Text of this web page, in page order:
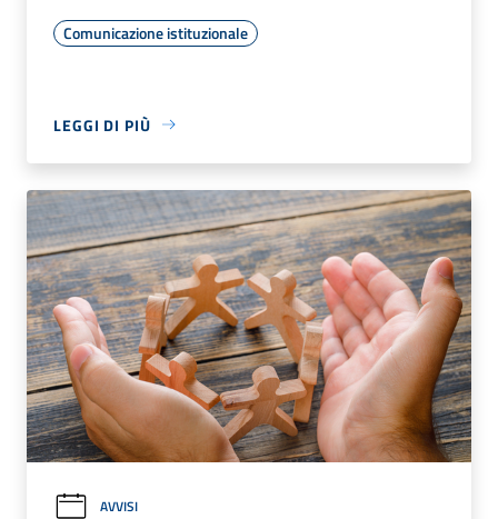
Comunicazione istituzionale
LEGGI DI PIÙ
AVVISI